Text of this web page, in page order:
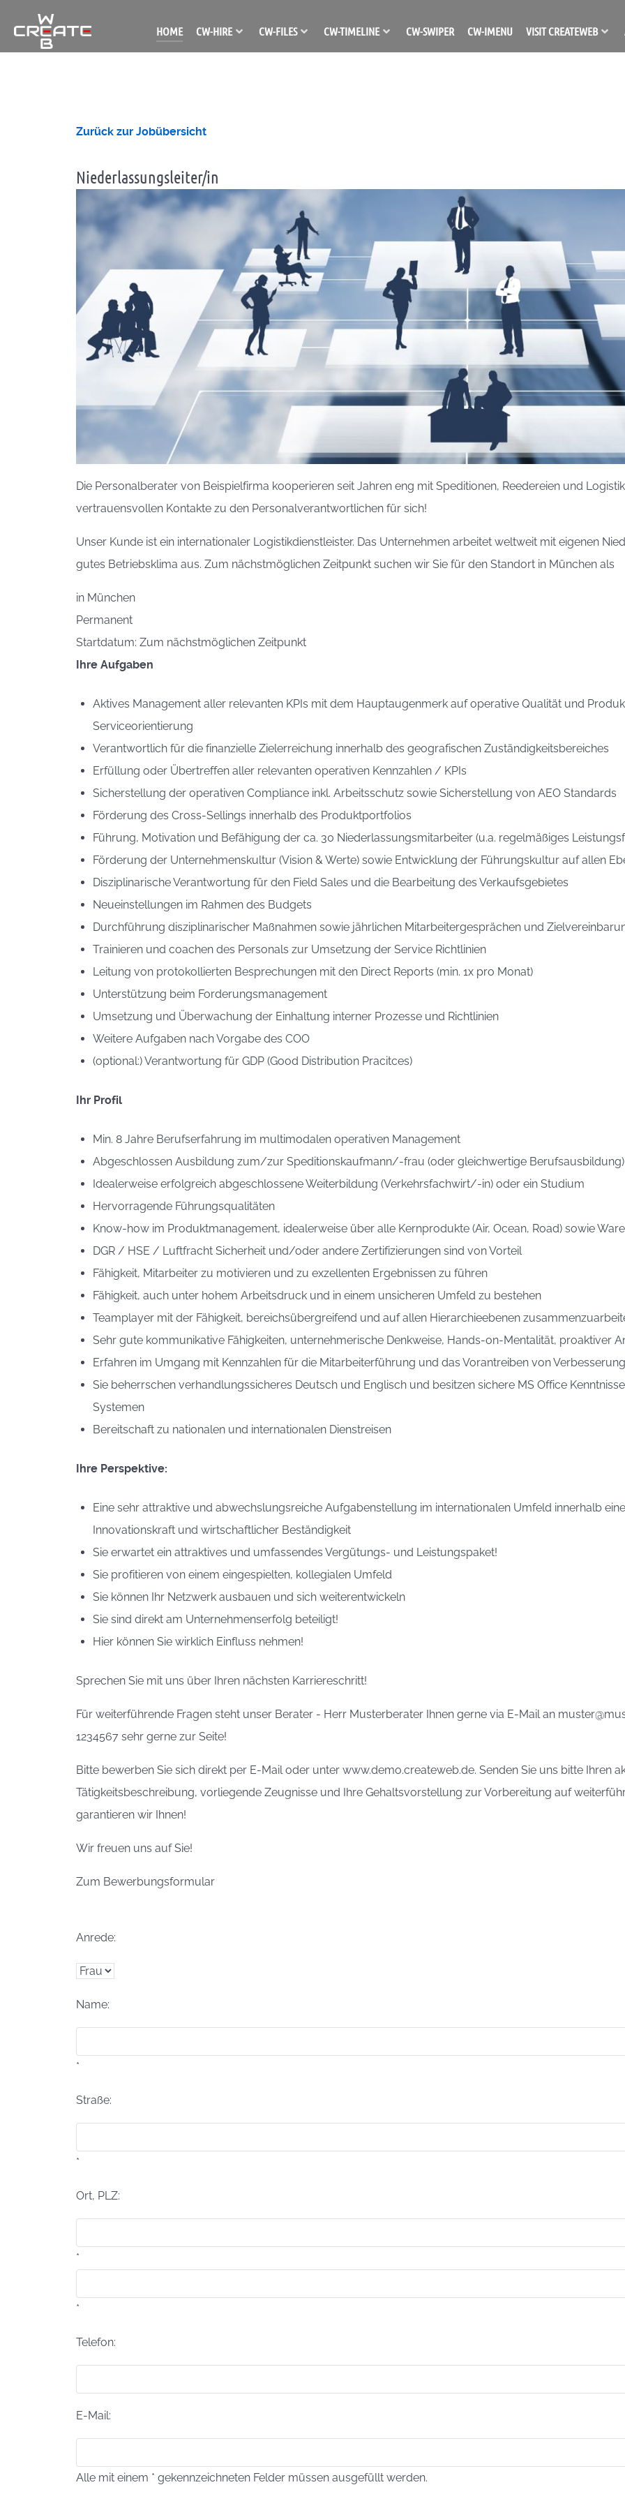
HOME CW-HIRE CW-FILES CW-TIMELINE CW-SWIPER CW-IMENU VISIT CREATEWEB
Zurück zur Jobübersicht
Niederlassungsleiter/in
Die Personalberater von Beispielfirma kooperieren seit Jahren eng mit Speditionen, Reedereien und
vertrauensvollen Kontakte zu den Personalverantwortlichen für sich!
Unser Kunde ist ein internationaler Logistikdienstleister. Das Unternehmen arbeitet weltweit mit eigenen
gutes Betriebsklima aus. Zum nächstmöglichen Zeitpunkt suchen wir Sie für den Standort in München als
in München
Permanent
Startdatum: Zum nächstmöglichen Zeitpunkt
Ihre Aufgaben
Aktives Management aller relevanten KPIs mit dem Hauptaugenmerk auf operative Qualität und
Serviceorientierung
Verantwortlich für die finanzielle Zielerreichung innerhalb des geografischen Zuständigkeitsbereiches
Erfüllung oder Übertreffen aller relevanten operativen Kennzahlen / KPIs
Sicherstellung der operativen Compliance inkl. Arbeitsschutz sowie Sicherstellung von AEO Standards
Förderung des Cross-Sellings innerhalb des Produktportfolios
Führung, Motivation und Befähigung der ca. 30 Niederlassungsmitarbeiter (u.a. regelmäßiges
Förderung der Unternehmenskultur (Vision & Werte) sowie Entwicklung der Führungskultur auf allen
Disziplinarische Verantwortung für den Field Sales und die Bearbeitung des Verkaufsgebietes
Neueinstellungen im Rahmen des Budgets
Durchführung disziplinarischer Maßnahmen sowie jährlichen Mitarbeitergesprächen und
Trainieren und coachen des Personals zur Umsetzung der Service Richtlinien
Leitung von protokollierten Besprechungen mit den Direct Reports (min. 1x pro Monat)
Unterstützung beim Forderungsmanagement
Umsetzung und Überwachung der Einhaltung interner Prozesse und Richtlinien
Weitere Aufgaben nach Vorgabe des COO
(optional:) Verantwortung für GDP (Good Distribution Pracitces)
Ihr Profil
Min. 8 Jahre Berufserfahrung im multimodalen operativen Management
Abgeschlossen Ausbildung zum/zur Speditionskaufmann/-frau (oder gleichwertige Berufsausbildung)
Idealerweise erfolgreich abgeschlossene Weiterbildung (Verkehrsfachwirt/-in) oder ein Studium
Hervorragende Führungsqualitäten
Know-how im Produktmanagement, idealerweise über alle Kernprodukte (Air, Ocean, Road) sowie
DGR / HSE / Luftfracht Sicherheit und/oder andere Zertifizierungen sind von Vorteil
Fähigkeit, Mitarbeiter zu motivieren und zu exzellenten Ergebnissen zu führen
Fähigkeit, auch unter hohem Arbeitsdruck und in einem unsicheren Umfeld zu bestehen
Teamplayer mit der Fähigkeit, bereichsübergreifend und auf allen Hierarchieebenen
Sehr gute kommunikative Fähigkeiten, unternehmerische Denkweise, Hands-on-Mentalität, proaktiver
Erfahren im Umgang mit Kennzahlen für die Mitarbeiterführung und das Vorantreiben von
Sie beherrschen verhandlungssicheres Deutsch und Englisch und besitzen sichere MS Office
Systemen
Bereitschaft zu nationalen und internationalen Dienstreisen
Ihre Perspektive:
Eine sehr attraktive und abwechslungsreiche Aufgabenstellung im internationalen Umfeld innerhalb
Innovationskraft und wirtschaftlicher Beständigkeit
Sie erwartet ein attraktives und umfassendes Vergütungs- und Leistungspaket!
Sie profitieren von einem eingespielten, kollegialen Umfeld
Sie können Ihr Netzwerk ausbauen und sich weiterentwickeln
Sie sind direkt am Unternehmenserfolg beteiligt!
Hier können Sie wirklich Einfluss nehmen!
Sprechen Sie mit uns über Ihren nächsten Karriereschritt!
Für weiterführende Fragen steht unser Berater - Herr Musterberater Ihnen gerne via E-Mail an
1234567 sehr gerne zur Seite!
Bitte bewerben Sie sich direkt per E-Mail oder unter www.demo.createweb.de. Senden Sie uns bitte Ihren
Tätigkeitsbeschreibung, vorliegende Zeugnisse und Ihre Gehaltsvorstellung zur Vorbereitung auf
garantieren wir Ihnen!
Wir freuen uns auf Sie!
Zum Bewerbungsformular
Anrede:
Name:
*
Straße:
*
Ort, PLZ:
*
*
Telefon:
E-Mail:
Alle mit einem * gekennzeichneten Felder müssen ausgefüllt werden.